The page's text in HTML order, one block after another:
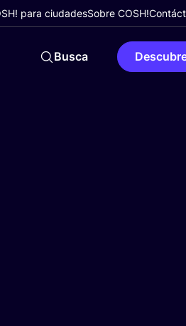
para ciudadesSobre COSH!
Busca